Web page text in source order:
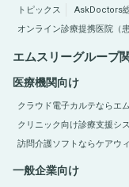
トピックス
AskDoctors
オンライン診療提携医院（
エムスリーグループ
医療機関向け
クラウド電子カルテならエ
クリニック向け診療支援シ
訪問介護ソフトならケアウ
一般企業向け